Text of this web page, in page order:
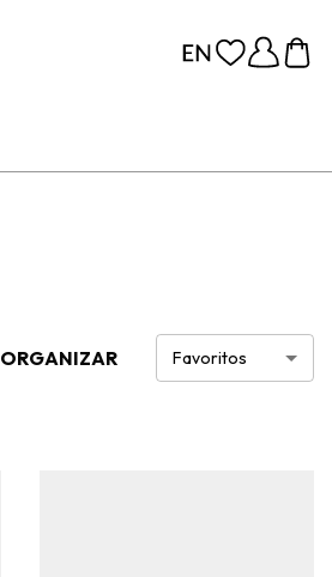
ORGANIZAR Favoritos